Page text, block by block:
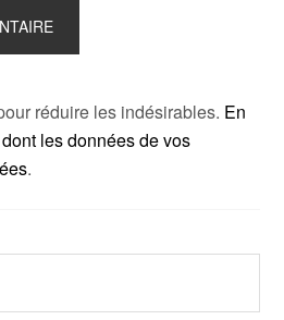
réduire les indésirables. En
les données de vos
.